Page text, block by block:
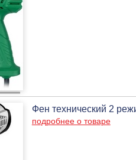
Фен технический 2
подробнее о товаре